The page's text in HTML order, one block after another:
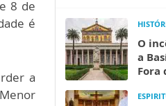
8 de
é
a
O
a
Fora